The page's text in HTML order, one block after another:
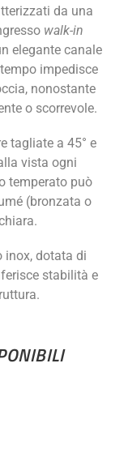
da una
walk-in
elegante canale
impedisce
nonostante
o scorrevole.
tagliate a 45° e
vista ogni
temperato può
(bronzata o
inox, dotata di
stabilità e